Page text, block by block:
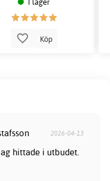
Köp
2026-04-13
hittade i utbudet.